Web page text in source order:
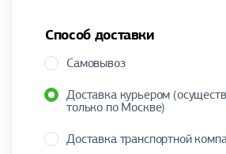
Способ доставки
Самовывоз
Доставка курьером
только по Москве)
Доставка транспортной